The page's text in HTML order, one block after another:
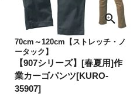
70cm～120cm【ストレッチ・ノ
ータック】
【907シリーズ】[春夏用]作
業カーゴパンツ[KURO-
35907]